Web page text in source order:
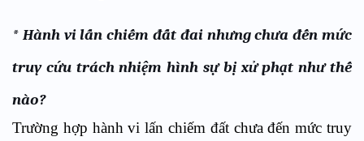
* Hành vi lấn chiếm đất đai nhưng chưa đến mức
truy cứu trách nhiệm hình sự bị xử phạt như thế
nào?
Trường hợp hành vi lấn chiếm đất chưa đến mức truy